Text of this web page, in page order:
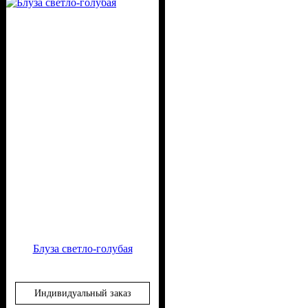
Блуза светло-голубая
Индивидуальный заказ